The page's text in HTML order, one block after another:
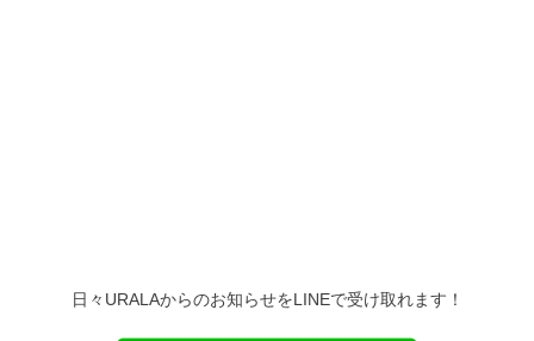
日々URALAからのお知らせをLINEで受け取れます！